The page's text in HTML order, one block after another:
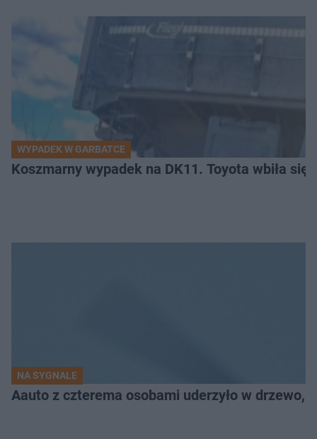
WYPADEK W GARBATCE
Koszmarny wypadek na DK11. Toyota wbiła się
NA SYGNALE
Aauto z czterema osobami uderzyło w drzewo,